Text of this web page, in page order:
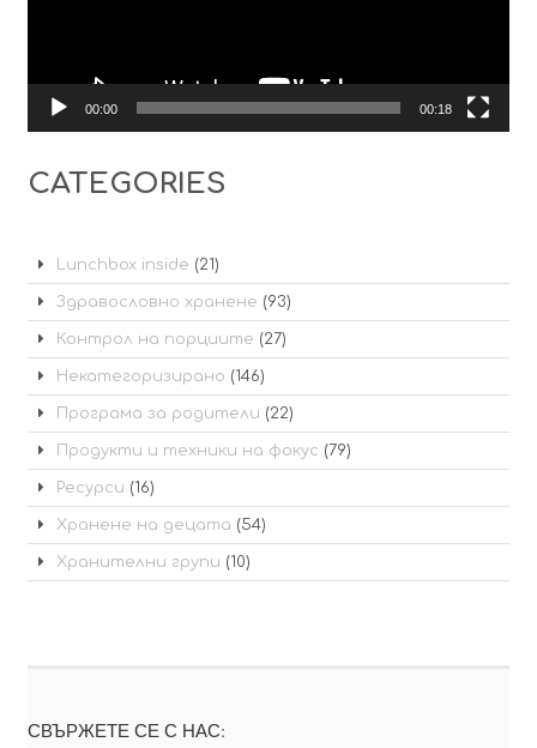
00:00 00:18
CATEGORIES
Lunchbox inside (21)
Здравословно хранене (93)
Контрол на порциите (27)
Некатегоризирано (146)
Програма за родители (22)
Продукти и техники на фокус (79)
Ресурси (16)
Хранене на децата (54)
Хранителни групи (10)
СВЪРЖЕТЕ СЕ С НАС: